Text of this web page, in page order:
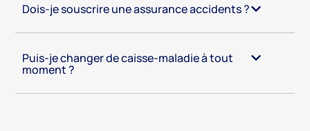
Dois-je souscrire une assurance accidents ?
Puis-je changer de caisse-maladie à tout
moment ?